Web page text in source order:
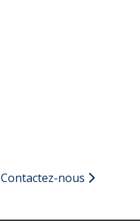
Contactez-nous